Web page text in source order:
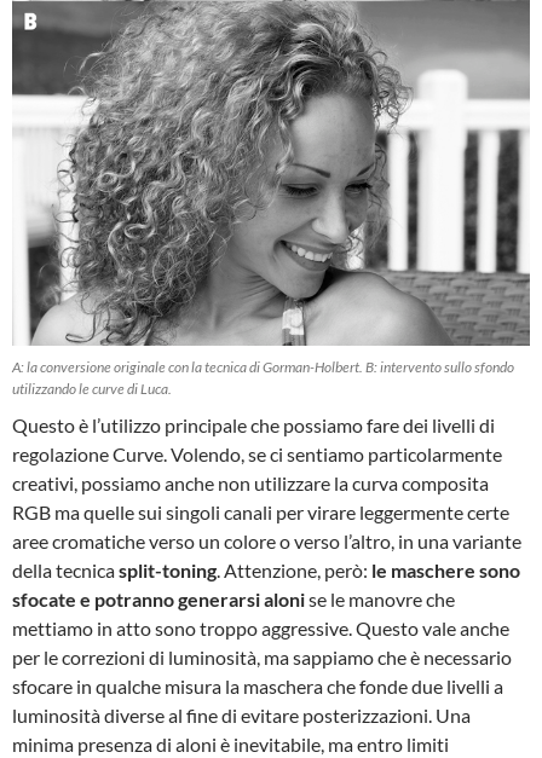
A: la conversione originale con la tecnica di Gorman-Holbert. B: intervento sullo sfondo
utilizzando le curve di Luca.
Questo è l’utilizzo principale che possiamo fare dei livelli di
regolazione Curve. Volendo, se ci sentiamo particolarmente
creativi, possiamo anche non utilizzare la curva composita
RGB ma quelle sui singoli canali per virare leggermente certe
aree cromatiche verso un colore o verso l’altro, in una variante
della tecnicasplit-toning. Attenzione, però: le maschere sono
sfocate e potranno generarsi alonise le manovre che
mettiamo in atto sono troppo aggressive. Questo vale anche
per le correzioni di luminosità, ma sappiamo che è necessario
sfocare in qualche misura la maschera che fonde due livelli a
luminosità diverse al fine di evitare posterizzazioni. Una
minima presenza di aloni è inevitabile, ma entro limiti